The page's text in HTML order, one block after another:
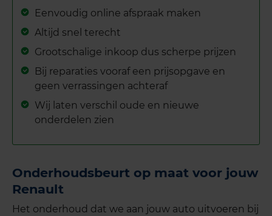
Eenvoudig online afspraak maken
Altijd snel terecht
Grootschalige inkoop dus scherpe prijzen
Bij reparaties vooraf een prijsopgave en
geen verrassingen achteraf
Wij laten verschil oude en nieuwe
onderdelen zien
Onderhoudsbeurt op maat voor jouw
Renault
Het onderhoud dat we aan jouw auto uitvoeren bij